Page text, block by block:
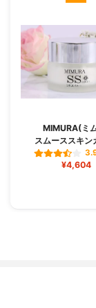
MIMURA(ミ
スムーススキン
¥4,604